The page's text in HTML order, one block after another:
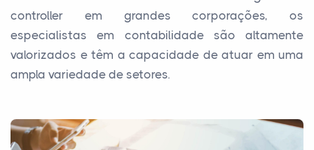
controller em grandes corporações, os
especialistas em contabilidade são altamente
valorizados e têm a capacidade de atuar em uma
ampla variedade de setores.